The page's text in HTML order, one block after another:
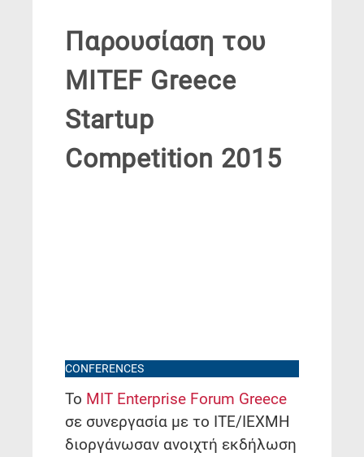
Παρουσίαση του
MITEF Greece
Startup
Competition 2015
CONFERENCES
Το MIT Enterprise Forum Greece
σε συνεργασία με το ΙΤΕ/ΙΕΧΜΗ
διοργάνωσαν ανοιχτή εκδήλωση